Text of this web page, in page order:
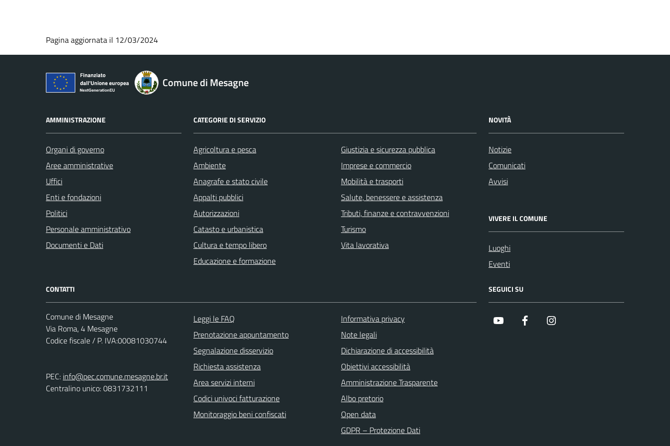
Pagina aggiornata il 12/03/2024
Comune di Mesagne
AMMINISTRAZIONE
Organi di governo
Aree amministrative
Uffici
Enti e fondazioni
Politici
Personale amministrativo
Documenti e Dati
CATEGORIE DI SERVIZIO
Agricoltura e pesca
Ambiente
Anagrafe e stato civile
Appalti pubblici
Autorizzazioni
Catasto e urbanistica
Cultura e tempo libero
Educazione e formazione
Giustizia e sicurezza pubblica
Imprese e commercio
Mobilità e trasporti
Salute, benessere e assistenza
Tributi, finanze e contravvenzioni
Turismo
Vita lavorativa
NOVITÀ
Notizie
Comunicati
Avvisi
VIVERE IL COMUNE
Luoghi
Eventi
CONTATTI
Comune di Mesagne
Via Roma, 4 Mesagne
Codice fiscale / P. IVA:00081030744
PEC: info@pec.comune.mesagne.br.it
Centralino unico: 0831732111
Leggi le FAQ
Prenotazione appuntamento
Segnalazione disservizio
Richiesta assistenza
Area servizi interni
Codici univoci fatturazione
Monitoraggio beni confiscati
Informativa privacy
Note legali
Dichiarazione di accessibilità
Obiettivi accessibilità
Amministrazione Trasparente
Albo pretorio
Open data
GDPR – Protezione Dati
SEGUICI SU
Youtube Facebook